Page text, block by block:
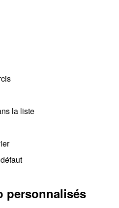
la liste
personnalisés